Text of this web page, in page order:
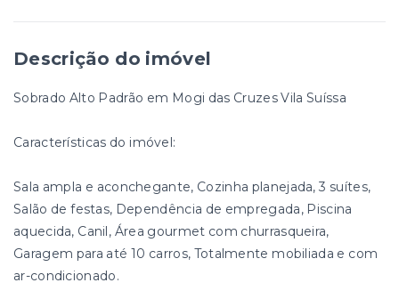
Descrição do imóvel
Sobrado Alto Padrão em Mogi das Cruzes Vila Suíssa
Características do imóvel:
Sala ampla e aconchegante, Cozinha planejada, 3 suítes,
Salão de festas, Dependência de empregada, Piscina
aquecida, Canil, Área gourmet com churrasqueira,
Garagem para até 10 carros, Totalmente mobiliada e com
ar-condicionado.